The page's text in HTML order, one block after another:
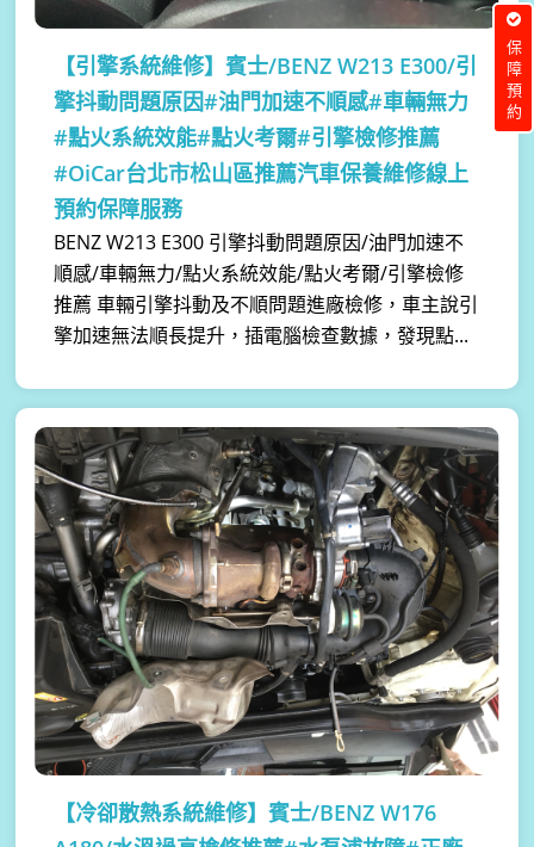
【引擎系統維修】賓士/BENZ W213 E300/引
擎抖動問題原因#油門加速不順感#車輛無力
#點火系統效能#點火考爾#引擎檢修推薦
#OiCar台北市松山區推薦汽車保養維修線上
預約保障服務
BENZ W213 E300 引擎抖動問題原因/油門加速不
順感/車輛無力/點火系統效能/點火考爾/引擎檢修
推薦 車輛引擎抖動及不順問題進廠檢修，車主說引
擎加速無法順長提升，插電腦檢查數據，發現點...
【冷卻散熱系統維修】賓士/BENZ W176
保障預約